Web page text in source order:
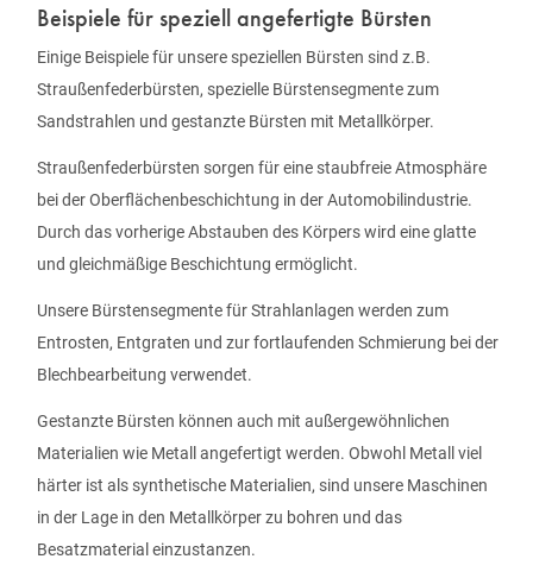
Beispiele für speziell angefertigte Bürsten
Einige Beispiele für unsere speziellen Bürsten sind z.B.
Straußenfederbürsten, spezielle Bürstensegmente zum
Sandstrahlen und gestanzte Bürsten mit Metallkörper.
Straußenfederbürsten sorgen für eine staubfreie Atmosphäre
bei der Oberflächenbeschichtung in der Automobilindustrie.
Durch das vorherige Abstauben des Körpers wird eine glatte
und gleichmäßige Beschichtung ermöglicht.
Unsere Bürstensegmente für Strahlanlagen werden zum
Entrosten, Entgraten und zur fortlaufenden Schmierung bei der
Blechbearbeitung verwendet.
Gestanzte Bürsten können auch mit außergewöhnlichen
Materialien wie Metall angefertigt werden. Obwohl Metall viel
härter ist als synthetische Materialien, sind unsere Maschinen
in der Lage in den Metallkörper zu bohren und das
Besatzmaterial einzustanzen.